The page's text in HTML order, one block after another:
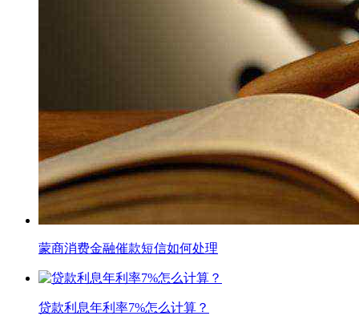
蒙商消费金融催款短信如何处理
贷款利息年利率7%怎么计算？